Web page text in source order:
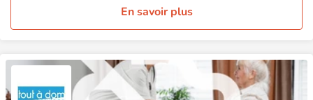
En savoir plus